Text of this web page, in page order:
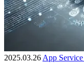
2025.03.26 App Service